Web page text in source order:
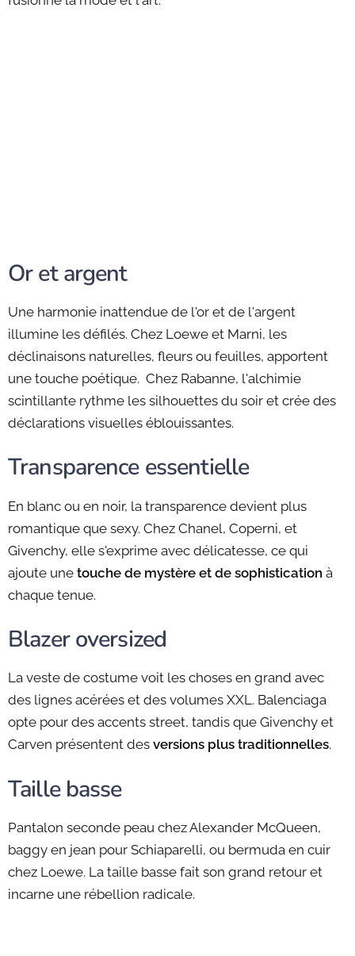
Or et argent
Une harmonie inattendue de l'or et de l'argent
illumine les défilés. Chez Loewe et Marni, les
déclinaisons naturelles, fleurs ou feuilles, apportent
une touche poétique. Chez Rabanne, l'alchimie
scintillante rythme les silhouettes du soir et crée des
déclarations visuelles éblouissantes.
Transparence essentielle
En blanc ou en noir, la transparence devient plus
romantique que sexy. Chez Chanel, Coperni, et
Givenchy, elle s'exprime avec délicatesse, ce qui
ajoute une touche de mystère et de sophistication à
chaque tenue.
Blazer oversized
La veste de costume voit les choses en grand avec
des lignes acérées et des volumes XXL. Balenciaga
opte pour des accents street, tandis que Givenchy et
Carven présentent des versions plus traditionnelles.
Taille basse
Pantalon seconde peau chez Alexander McQueen,
baggy en jean pour Schiaparelli, ou bermuda en cuir
chez Loewe. La taille basse fait son grand retour et
incarne une rébellion radicale.